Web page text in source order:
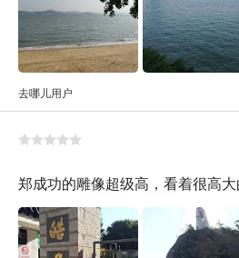
去哪儿用户
郑成功的雕像超级高，看着很高大